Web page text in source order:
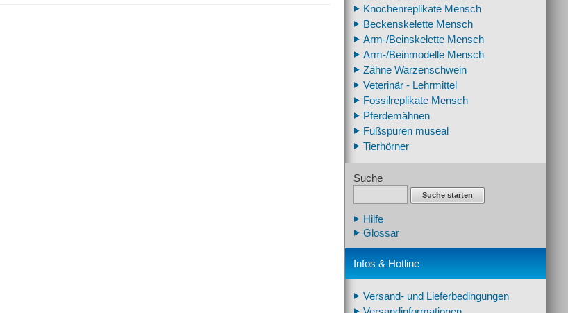
Knochenreplikate Mensch
Beckenskelette Mensch
Arm-/Beinskelette Mensch
Arm-/Beinmodelle Mensch
Zähne Warzenschwein
Veterinär - Lehrmittel
Fossilreplikate Mensch
Pferdemähnen
Fußspuren museal
Tierhörner
Suche
Suche starten
Hilfe
Glossar
Infos & Hotline
Versand- und Lieferbedingungen